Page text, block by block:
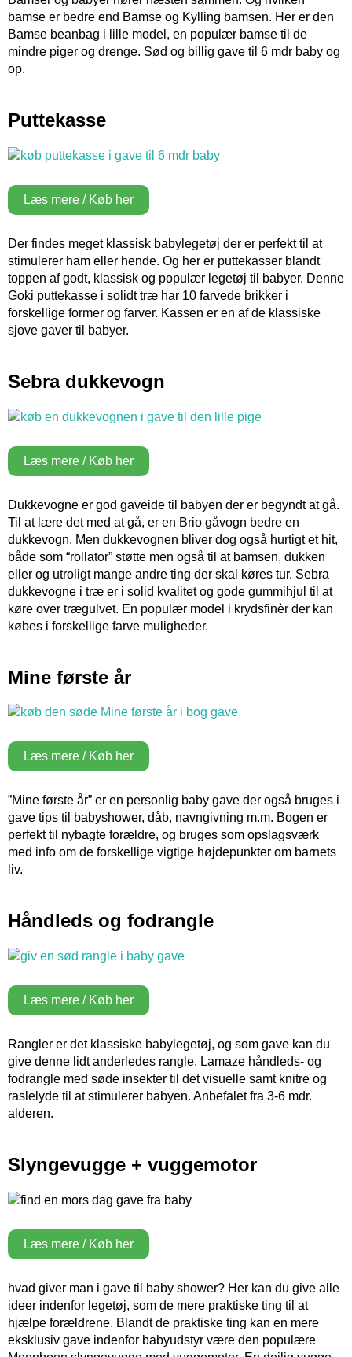
bamse er bedre end Bamse og Kylling bamsen. Her er den
Bamse beanbag i lille model, en populær bamse til de
mindre piger og drenge. Sød og billig gave til 6 mdr baby og
op.
Puttekasse
Læs mere / Køb her
Der findes meget klassisk babylegetøj der er perfekt til at
stimulerer ham eller hende. Og her er puttekasser blandt
toppen af godt, klassisk og populær legetøj til babyer. Denne
Goki puttekasse i solidt træ har 10 farvede brikker i
forskellige former og farver. Kassen er en af de klassiske
sjove gaver til babyer.
Sebra dukkevogn
Læs mere / Køb her
Dukkevogne er god gaveide til babyen der er begyndt at gå.
Til at lære det med at gå, er en Brio gåvogn bedre en
dukkevogn. Men dukkevognen bliver dog også hurtigt et hit,
både som “rollator” støtte men også til at bamsen, dukken
eller og utroligt mange andre ting der skal køres tur. Sebra
dukkevogne i træ er i solid kvalitet og gode gummihjul til at
køre over trægulvet. En populær model i krydsfinèr der kan
købes i forskellige farve muligheder.
Mine første år
Læs mere / Køb her
”Mine første år” er en personlig baby gave der også bruges i
gave tips til babyshower, dåb, navngivning m.m. Bogen er
perfekt til nybagte forældre, og bruges som opslagsværk
med info om de forskellige vigtige højdepunkter om barnets
liv.
Håndleds og fodrangle
Læs mere / Køb her
Rangler er det klassiske babylegetøj, og som gave kan du
give denne lidt anderledes rangle. Lamaze håndleds- og
fodrangle med søde insekter til det visuelle samt knitre og
raslelyde til at stimulerer babyen. Anbefalet fra 3-6 mdr.
alderen.
Slyngevugge + vuggemotor
Læs mere / Køb her
hvad giver man i gave til baby shower? Her kan du give alle
ideer indenfor legetøj, som de mere praktiske ting til at
hjælpe forældrene. Blandt de praktiske ting kan en mere
eksklusiv gave indenfor babyudstyr være den populære